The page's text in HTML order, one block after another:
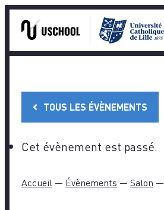
contentTOUS LES ÉVÈNEMENTS
Cet évènement est passé.
Accueil — Évènements — Salon —